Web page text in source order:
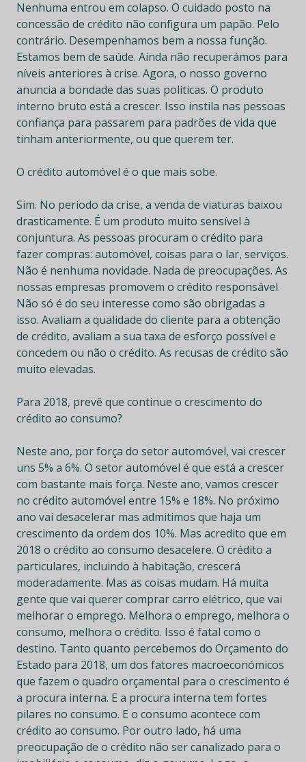
Nenhuma entrou em colapso. O cuidado posto na
concessão de crédito não configura um papão. Pelo
contrário. Desempenhamos bem a nossa função.
Estamos bem de saúde. Ainda não recuperámos para
níveis anteriores à crise. Agora, o nosso governo
anuncia a bondade das suas políticas. O produto
interno bruto está a crescer. Isso instila nas pessoas
confiança para passarem para padrões de vida que
tinham anteriormente, ou que querem ter.
O crédito automóvel é o que mais sobe.
Sim. No período da crise, a venda de viaturas baixou
drasticamente. É um produto muito sensível à
conjuntura. As pessoas procuram o crédito para
fazer compras: automóvel, coisas para o lar, serviços.
Não é nenhuma novidade. Nada de preocupações. As
nossas empresas promovem o crédito responsável.
Não só é do seu interesse como são obrigadas a
isso. Avaliam a qualidade do cliente para a obtenção
de crédito, avaliam a sua taxa de esforço possível e
concedem ou não o crédito. As recusas de crédito são
muito elevadas.
Para 2018, prevê que continue o crescimento do
crédito ao consumo?
Neste ano, por força do setor automóvel, vai crescer
uns 5% a 6%. O setor automóvel é que está a crescer
com bastante mais força. Neste ano, vamos crescer
no crédito automóvel entre 15% e 18%. No próximo
ano vai desacelerar mas admitimos que haja um
crescimento da ordem dos 10%. Mas acredito que em
2018 o crédito ao consumo desacelere. O crédito a
particulares, incluindo à habitação, crescerá
moderadamente. Mas as coisas mudam. Há muita
gente que vai querer comprar carro elétrico, que vai
melhorar o emprego. Melhora o emprego, melhora o
consumo, melhora o crédito. Isso é fatal como o
destino. Tanto quanto percebemos do Orçamento do
Estado para 2018, um dos fatores macroeconómicos
que fazem o quadro orçamental para o crescimento é
a procura interna. E a procura interna tem fortes
pilares no consumo. E o consumo acontece com
crédito ao consumo. Por outro lado, há uma
preocupação de o crédito não ser canalizado para o